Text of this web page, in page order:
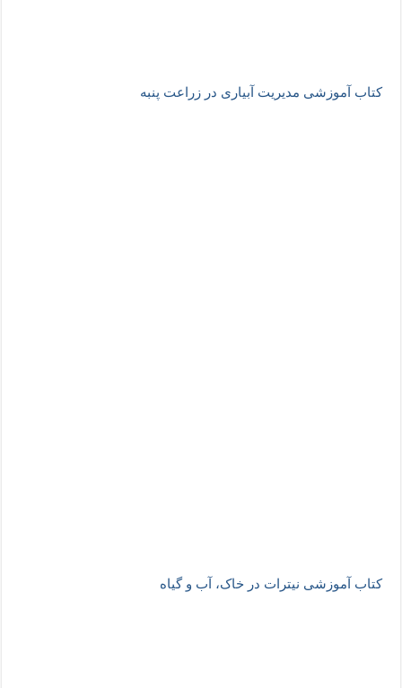
کتاب آموزشی مدیریت آبیاری در زراعت پنبه
کتاب آموزشی نیترات در خاک، آب و گیاه